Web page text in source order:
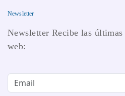
Newsletter
Newsletter Recibe las
web: